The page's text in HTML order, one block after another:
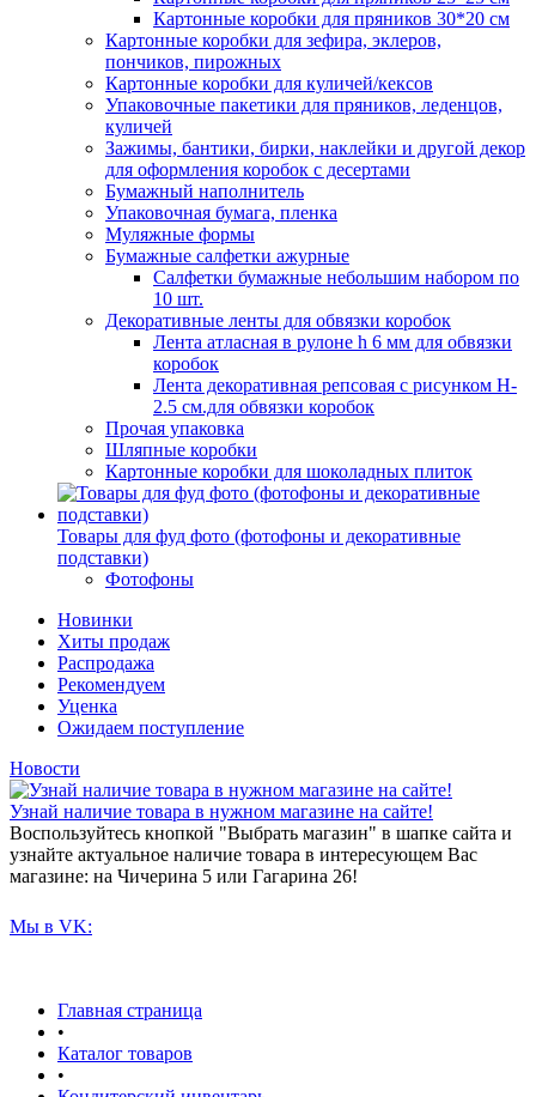
Картонные коробки для пряников 30*20 см
Картонные коробки для зефира, эклеров,
пончиков, пирожных
Картонные коробки для куличей/кексов
Упаковочные пакетики для пряников, леденцов,
куличей
Зажимы, бантики, бирки, наклейки и другой декор
для оформления коробок с десертами
Бумажный наполнитель
Упаковочная бумага, пленка
Муляжные формы
Бумажные салфетки ажурные
Салфетки бумажные небольшим набором по
10 шт.
Декоративные ленты для обвязки коробок
Лента атласная в рулоне h 6 мм для обвязки
коробок
Лента декоративная репсовая с рисунком H-
2.5 см.для обвязки коробок
Прочая упаковка
Шляпные коробки
Картонные коробки для шоколадных плиток
Товары для фуд фото (фотофоны и декоративные
подставки)
Фотофоны
Новинки
Хиты продаж
Распродажа
Рекомендуем
Уценка
Ожидаем поступление
Новости
Узнай наличие товара в нужном магазине на сайте!
Воспользуйтесь кнопкой "Выбрать магазин" в шапке сайта и
узнайте актуальное наличие товара в интересующем Вас
магазине: на Чичерина 5 или Гагарина 26!
Мы в VK:
Главная страница
•
Каталог товаров
•